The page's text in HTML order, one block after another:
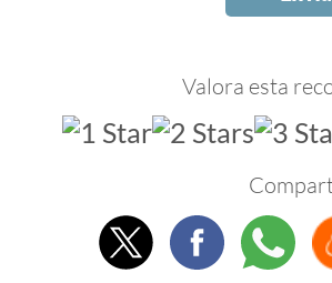
Valora esta
TwitterFacebook